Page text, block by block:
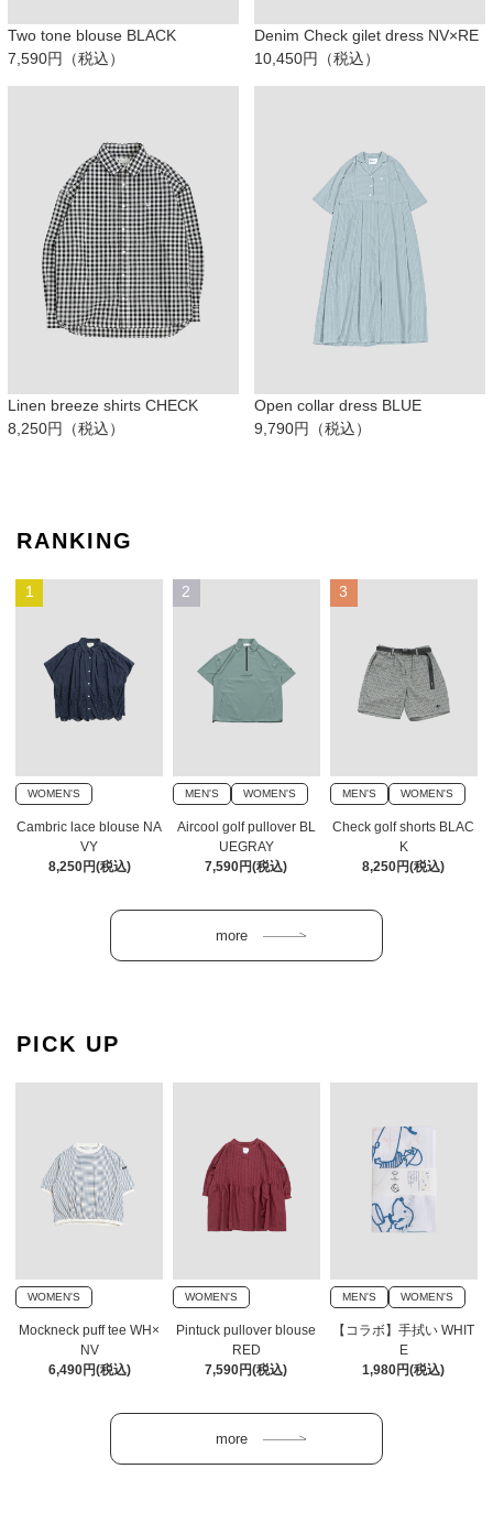
Two tone blouse BLACK
7,590円（税込）
Denim Check gilet dress NV×RE
10,450円（税込）
Linen breeze shirts CHECK
8,250円（税込）
Open collar dress BLUE
9,790円（税込）
RANKING
1
WOMEN'S
Cambric lace blouse NA
VY
8,250円(税込)
2
MEN'S WOMEN'S
Aircool golf pullover BL
UEGRAY
7,590円(税込)
3
MEN'S WOMEN'S
Check golf shorts BLAC
K
8,250円(税込)
PICK UP
WOMEN'S
Mockneck puff tee WH×
NV
6,490円(税込)
WOMEN'S
Pintuck pullover blouse
RED
7,590円(税込)
MEN'S WOMEN'S
【コラボ】手拭い WHIT
E
1,980円(税込)